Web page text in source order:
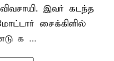
இவர் கடந்த
சைக்கிளில்
க ...